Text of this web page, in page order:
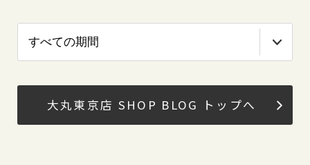
大丸東京店 SHOP BLOG トップへ